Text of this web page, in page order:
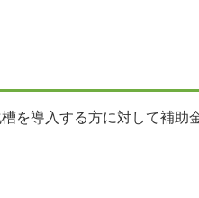
を導入する方に対して補助